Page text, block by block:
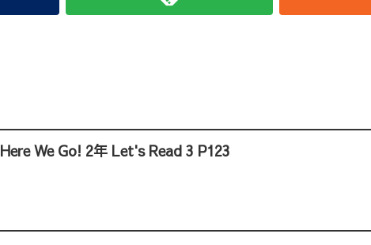
Here We Go! 2年 Let's Read 3 P123